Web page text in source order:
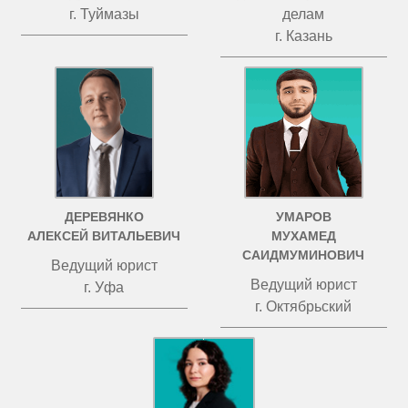
г. Туймазы
делам
г. Казань
ДЕРЕВЯНКО
АЛЕКСЕЙ ВИТАЛЬЕВИЧ
Ведущий юрист
г. Уфа
УМАРОВ
МУХАМЕД
САИДМУМИНОВИЧ
Ведущий юрист
г. Октябрьский